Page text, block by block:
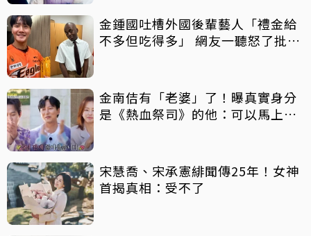
金鍾國吐槽外國後輩藝人「禮金給
不多但吃得多」 網友一聽怒了批毒
金南佶有「老婆」了！曝真實身分
是《熱血祭司》的他：可以馬上結
宋慧喬、宋承憲緋聞傳25年！女神
首揭真相：受不了